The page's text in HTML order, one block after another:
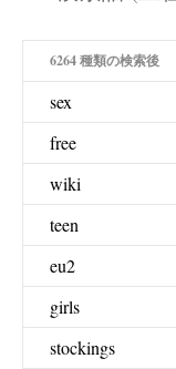
6264 種類の検索後
sex
free
wiki
teen
eu2
girls
stockings